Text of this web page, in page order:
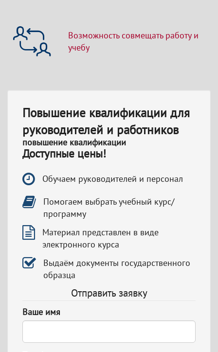
Возможность совмещать работу и
учебу
Повышение квалификации для
руководителей и работников
повышение квалификации
Доступные цены!
Обучаем руководителей и персонал
Помогаем выбрать учебный курс/
программу
Материал представлен в виде
электронного курса
Выдаём документы государственного
образца
Отправить заявку
Ваше имя